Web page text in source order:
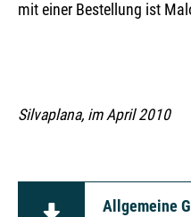
mit einer Bestellung ist
Silvaplana, im April 2010
Allgemeine